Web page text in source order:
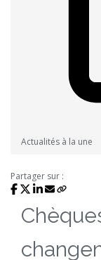
Actualités à la une
Partager sur :